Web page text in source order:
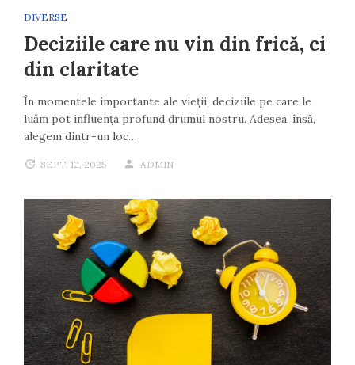
DIVERSE
Deciziile care nu vin din frică, ci
din claritate
În momentele importante ale vieții, deciziile pe care le
luăm pot influența profund drumul nostru. Adesea, însă,
alegem dintr-un loc…
SEPT. 12, 2025 ADMIN